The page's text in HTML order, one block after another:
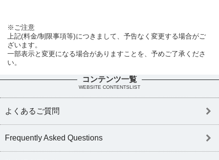
※ご注意
上記(料金/制限事項等)につきまして、予告なく変更する場合がご
ざいます。
一部表示と変更になる場合がありますことを、予めご了承くださ
い。
コンテンツ一覧
WEBSITE CONTENTSLIST
よくあるご質問
Frequently Asked Questions